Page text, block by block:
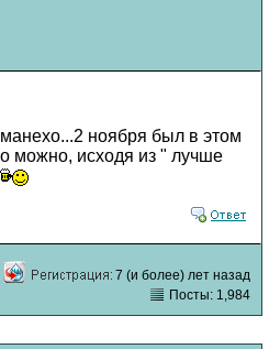
ноября был в этом
можно, исходя из " лучше
7 (и более) лет назад
Посты: 1,984